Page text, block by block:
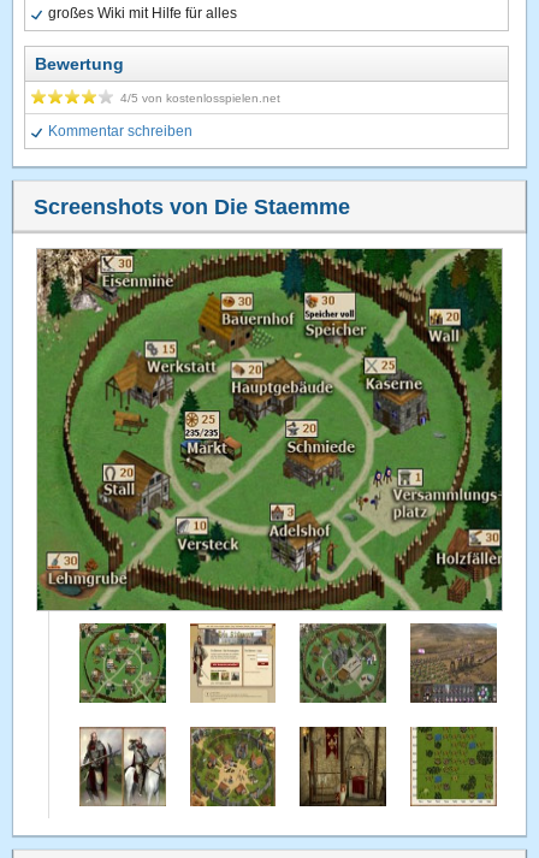
großes Wiki mit Hilfe für alles
Bewertung
4/5 vonkostenlosspielen.net
Kommentar schreiben
Screenshots von Die Staemme